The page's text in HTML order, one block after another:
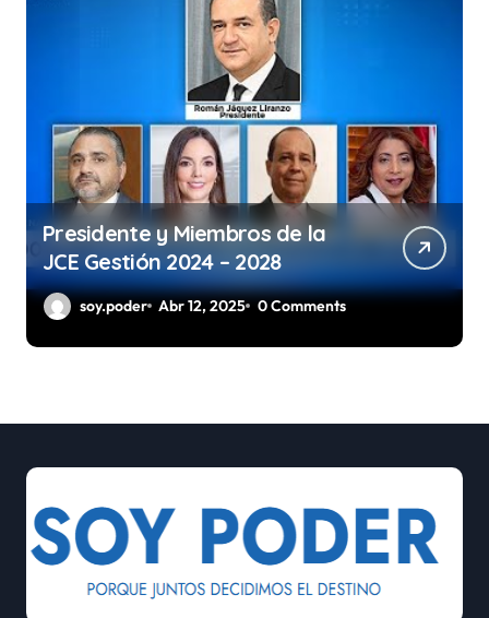
Presidente y Miembros de la
JCE Gestión 2024 – 2028
soy.poder Abr 12, 2025 0 Comments